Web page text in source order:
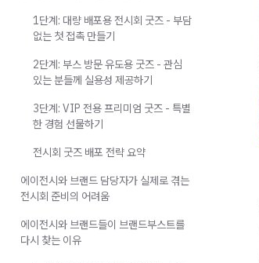
1단계: 대량 배포용 전시회 굿즈 - 부담
없는 첫 접촉 만들기
2단계: 부스 방문 유도용 굿즈 - 관심
있는 분들께 실용성 제공하기
3단계: VIP 전용 프리미엄 굿즈 - 특별
한 경험 선물하기
전시회 굿즈 배포 전략 요약
에이전시와 브랜드 담당자가 실제로 겪는
전시회 준비의 어려움
에이전시와 브랜드들이 브랜드부스트를
다시 찾는 이유